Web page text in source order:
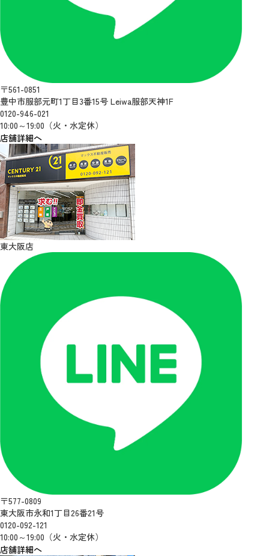
〒561-0851
豊中市服部元町1丁目3番15号 Leiwa服部天神1F
0120-946-021
10:00～19:00（火・水定休）
店舗詳細へ
東大阪店
〒577-0809
東大阪市永和1丁目26番21号
0120-092-121
10:00～19:00（火・水定休）
店舗詳細へ